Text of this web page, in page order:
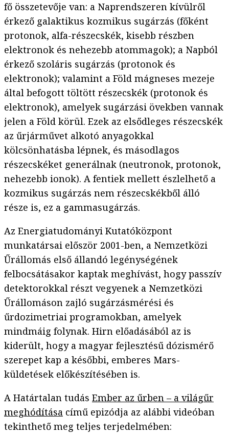
fő összetevője van: a Naprendszeren kívülről
érkező galaktikus kozmikus sugárzás (főként
protonok, alfa-részecskék, kisebb részben
elektronok és nehezebb atommagok); a Napból
érkező szoláris sugárzás (protonok és
elektronok); valamint a Föld mágneses mezeje
által befogott töltött részecskék (protonok és
elektronok), amelyek sugárzási övekben vannak
jelen a Föld körül. Ezek az elsődleges részecskék
az űrjárművet alkotó anyagokkal
kölcsönhatásba lépnek, és másodlagos
részecskéket generálnak (neutronok, protonok,
nehezebb ionok). A fentiek mellett észlelhető a
kozmikus sugárzás nem részecskékből álló
része is, ez a gammasugárzás.
Az Energiatudományi Kutatóközpont
munkatársai először 2001-ben, a Nemzetközi
Űrállomás első állandó legénységének
felbocsátásakor kaptak meghívást, hogy passzív
detektorokkal részt vegyenek a Nemzetközi
Űrállomáson zajló sugárzásmérési és
űrdozimetriai programokban, amelyek
mindmáig folynak. Hirn előadásából az is
kiderült, hogy a magyar fejlesztésű dózismérő
szerepet kap a későbbi, emberes Mars-
küldetések előkészítésében is.
A Határtalan tudás Ember az űrben – a világűr
meghódítása című epizódja az alábbi videóban
tekinthető meg teljes terjedelmében: